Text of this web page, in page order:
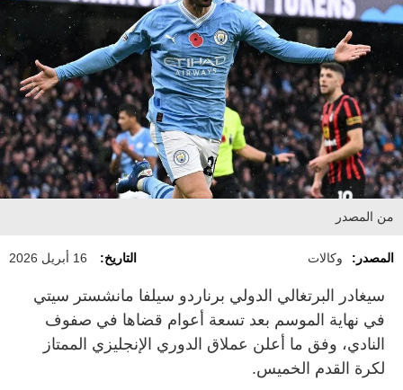
من المصدر
المصدر: وكالات التاريخ: 16 أبريل 2026
سيغادر البرتغالي الدولي برناردو سيلفا مانشستر سيتي
في نهاية الموسم بعد تسعة أعوام قضاها في صفوف
النادي، وفق ما أعلن عملاق الدوري الإنجليزي الممتاز
لكرة القدم الخميس.